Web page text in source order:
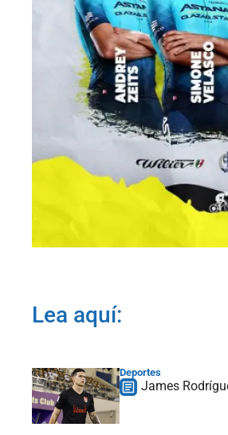
Lea aquí:
Deportes
James